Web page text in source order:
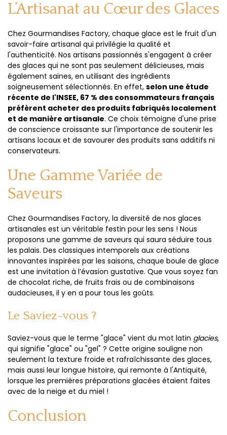
L’Artisanat au Cœur des Glaces
Chez Gourmandises Factory, chaque glace est le fruit d'un
savoir-faire artisanal qui privilégie la qualité et
l'authenticité. Nos artisans passionnés s'engagent à créer
des glaces qui ne sont pas seulement délicieuses, mais
également saines, en utilisant des ingrédients
soigneusement sélectionnés. En effet, selon une étude
récente de l'INSEE, 67 % des consommateurs français
préfèrent acheter des produits fabriqués localement
et de manière artisanale. Ce choix témoigne d'une prise
de conscience croissante sur l'importance de soutenir les
artisans locaux et de savourer des produits sans additifs ni
conservateurs.
Une Gamme Variée de
Saveurs
Chez Gourmandises Factory, la diversité de nos glaces
artisanales est un véritable festin pour les sens ! Nous
proposons une gamme de saveurs qui saura séduire tous
les palais. Des classiques intemporels aux créations
innovantes inspirées par les saisons, chaque boule de glace
est une invitation à l’évasion gustative. Que vous soyez fan
de chocolat riche, de fruits frais ou de combinaisons
audacieuses, il y en a pour tous les goûts.
Le Saviez-vous ?
Saviez-vous que le terme "glace" vient du mot latin glacies,
qui signifie "glace" ou "gel" ? Cette origine souligne non
seulement la texture froide et rafraîchissante des glaces,
mais aussi leur longue histoire, qui remonte à l'Antiquité,
lorsque les premières préparations glacées étaient faites
avec de la neige et du miel !
Conclusion